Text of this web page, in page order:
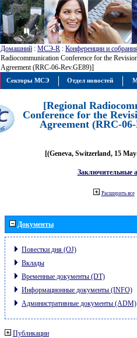
Домашний : МСЭ-R : Конференции и
Radiocommunication Conference for the
Agreement (RRC-06-Rev.GE89)]
[Regional
Conference for the
Agreement (RRC-
[(Geneva, Switzerland, 15
Заключительные
Расширить все
Документы
Повестки дня (OJ)
Вклады
Временные документы (DT)
Информационные документы (INFO)
Административные документы (ADM)
Публикации
Секторы МСЭ Отдел новостей